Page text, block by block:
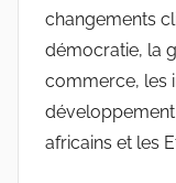
changements
démocratie, la
commerce, les
africains et les